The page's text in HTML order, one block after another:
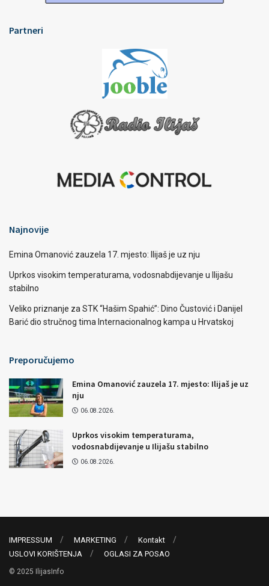
Partneri
Najnovije
Emina Omanović zauzela 17. mjesto: Ilijaš je uz nju
Uprkos visokim temperaturama, vodosnabdijevanje u Ilijašu
stabilno
Veliko priznanje za STK “Hašim Spahić”: Dino Čustović i Danijel
Barić dio stručnog tima Internacionalnog kampa u Hrvatskoj
Preporučujemo
Emina Omanović zauzela 17. mjesto: Ilijaš je uz
nju
06.08.2026.
Uprkos visokim temperaturama,
vodosnabdijevanje u Ilijašu stabilno
06.08.2026.
IMPRESSUM MARKETING
Kontakt
USLOVI KORIŠTENJA
OGLASI ZA POSAO
© 2025 IlijasInfo